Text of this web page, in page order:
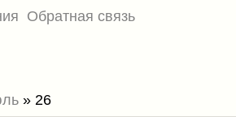
Обратная связь
» 26